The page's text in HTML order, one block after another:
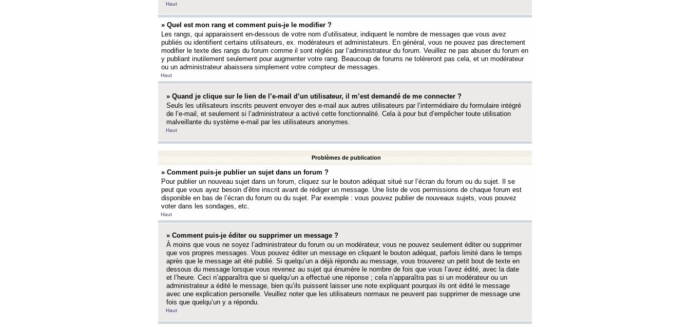
Haut
» Quel est mon rang et comment puis-je le modifier ?
Les rangs, qui apparaissent en-dessous de votre nom d’utilisateur, indiquent le nombre de messages que vous avez
publiés ou identifient certains utilisateurs, ex. modérateurs et administateurs. En général, vous ne pouvez pas directement
modifier le texte des rangs du forum comme il sont réglés par l’administrateur du forum. Veuillez ne pas abuser du forum en
y publiant inutilement seulement pour augmenter votre rang. Beaucoup de forums ne toléreront pas cela, et un modérateur
ou un administrateur abaissera simplement votre compteur de messages.
Haut
» Quand je clique sur le lien de l’e-mail d’un utilisateur, il m’est demandé de me connecter ?
Seuls les utilisateurs inscrits peuvent envoyer des e-mail aux autres utilisateurs par l’intermédiaire du formulaire intégré
de l’e-mail, et seulement si l’administrateur a activé cette fonctionnalité. Cela à pour but d’empêcher toute utilisation
malveillante du système e-mail par les utilisateurs anonymes.
Haut
Problèmes de publication
» Comment puis-je publier un sujet dans un forum ?
Pour publier un nouveau sujet dans un forum, cliquez sur le bouton adéquat situé sur l’écran du forum ou du sujet. Il se
peut que vous ayez besoin d’être inscrit avant de rédiger un message. Une liste de vos permissions de chaque forum est
disponible en bas de l’écran du forum ou du sujet. Par exemple : vous pouvez publier de nouveaux sujets, vous pouvez
voter dans les sondages, etc.
Haut
» Comment puis-je éditer ou supprimer un message ?
À moins que vous ne soyez l’administrateur du forum ou un modérateur, vous ne pouvez seulement éditer ou supprimer
que vos propres messages. Vous pouvez éditer un message en cliquant le bouton adéquat, parfois limité dans le temps
après que le message ait été publié. Si quelqu’un a déjà répondu au message, vous trouverez un petit bout de texte en
dessous du message lorsque vous revenez au sujet qui énumère le nombre de fois que vous l’avez édité, avec la date
et l’heure. Ceci n’apparaîtra que si quelqu’un a effectué une réponse ; cela n’apparaîtra pas si un modérateur ou un
administrateur a édité le message, bien qu’ils puissent laisser une note expliquant pourquoi ils ont édité le message
avec une explication personelle. Veuillez noter que les utilisateurs normaux ne peuvent pas supprimer de message une
fois que quelqu’un y a répondu.
Haut